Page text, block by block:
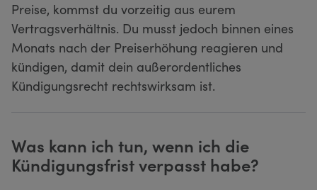
Preise, kommst du vorzeitig aus eurem
Vertragsverhältnis. Du musst jedoch binnen eines
Monats nach der Preiserhöhung reagieren und
kündigen, damit dein außerordentliches
Kündigungsrecht rechtswirksam ist.
Was kann ich tun, wenn ich die
Kündigungsfrist verpasst habe?